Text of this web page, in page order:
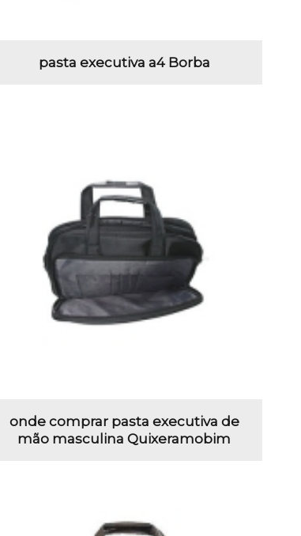
pasta executiva a4 Borba
onde comprar pasta executiva de
mão masculina Quixeramobim